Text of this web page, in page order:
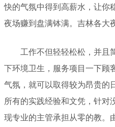
快的气氛中得到高薪水，让你
夜场赚到盘满钵满。吉林各大
工作不但轻轻松松，并且
下环境卫生，服务项目一下顾
气氛，就可以取得较为昂贵的
所有的实践经验和文凭，针对
现专业的主管承担从零的教。